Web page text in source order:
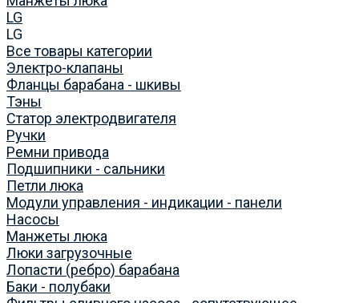
LG
LG
Все товары категории
Электро-клапаны
Фланцы барабана - шкивы
Тэны
Статор электродвигателя
Ручки
Ремни привода
Подшипники - сальники
Петли люка
Модули управления - индикации - панели
Насосы
Манжеты люка
Люки загрузочные
Лопасти (ребро) барабана
Баки - полубаки